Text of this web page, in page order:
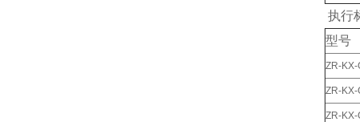
执行
型号
ZR-KX-
ZR-KX-
ZR-KX-